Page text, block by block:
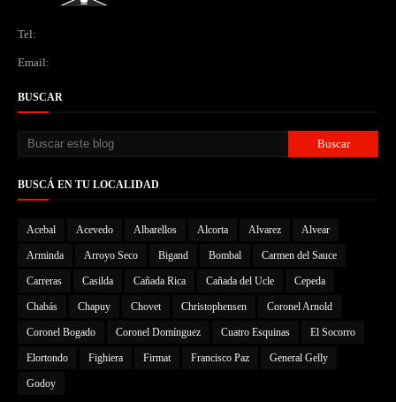
Tel:
Email:
BUSCAR
BUSCÁ EN TU LOCALIDAD
Acebal Acevedo Albarellos Alcorta Alvarez Alvear
Arminda Arroyo Seco Bigand Bombal Carmen del Sauce
Carreras Casilda Cañada Rica Cañada del Ucle Cepeda
Chabás Chapuy Chovet Christophensen Coronel Arnold
Coronel Bogado Coronel Domínguez Cuatro Esquinas El Socorro
Elortondo Fighiera Firmat Francisco Paz General Gelly
Godoy